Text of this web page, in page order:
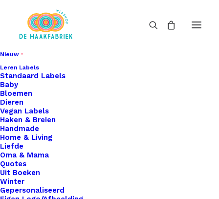
Nieuw
Leren Labels
Standaard Labels
Baby
Bloemen
Dieren
Vegan Labels
Haken & Breien
Handmade
Home & Living
Liefde
Oma & Mama
Quotes
Uit Boeken
Winter
Gepersonaliseerd